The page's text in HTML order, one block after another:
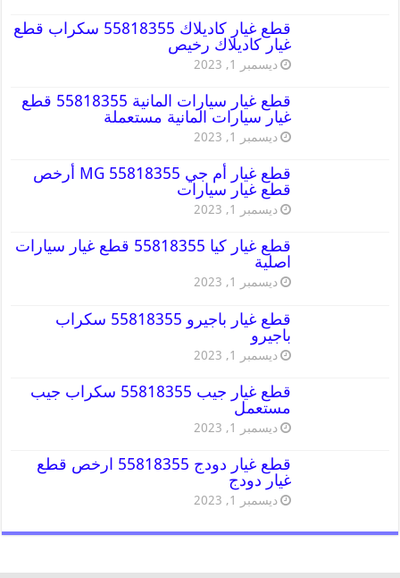
قطع غيار كاديلاك 55818355 سكراب قطع
غيار كاديلاك رخيص
ديسمبر 1, 2023
قطع غيار سيارات المانية 55818355 قطع
غيار سيارات المانية مستعملة
ديسمبر 1, 2023
قطع غيار أم جي MG 55818355 أرخص
قطع غيار سيارات
ديسمبر 1, 2023
قطع غيار كيا 55818355 قطع غيار سيارات
اصلية
ديسمبر 1, 2023
قطع غيار باجيرو 55818355 سكراب
باجيرو
ديسمبر 1, 2023
قطع غيار جيب 55818355 سكراب جيب
مستعمل
ديسمبر 1, 2023
قطع غيار دودج 55818355 ارخص قطع
غيار دودج
ديسمبر 1, 2023